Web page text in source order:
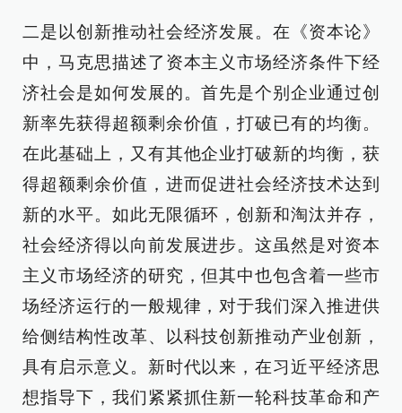
二是以创新推动社会经济发展。在《资本论》
中，马克思描述了资本主义市场经济条件下经
济社会是如何发展的。首先是个别企业通过创
新率先获得超额剩余价值，打破已有的均衡。
在此基础上，又有其他企业打破新的均衡，获
得超额剩余价值，进而促进社会经济技术达到
新的水平。如此无限循环，创新和淘汰并存，
社会经济得以向前发展进步。这虽然是对资本
主义市场经济的研究，但其中也包含着一些市
场经济运行的一般规律，对于我们深入推进供
给侧结构性改革、以科技创新推动产业创新，
具有启示意义。新时代以来，在习近平经济思
想指导下，我们紧紧抓住新一轮科技革命和产